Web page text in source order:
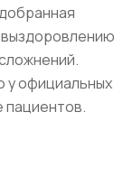
у официальных
пациентов.